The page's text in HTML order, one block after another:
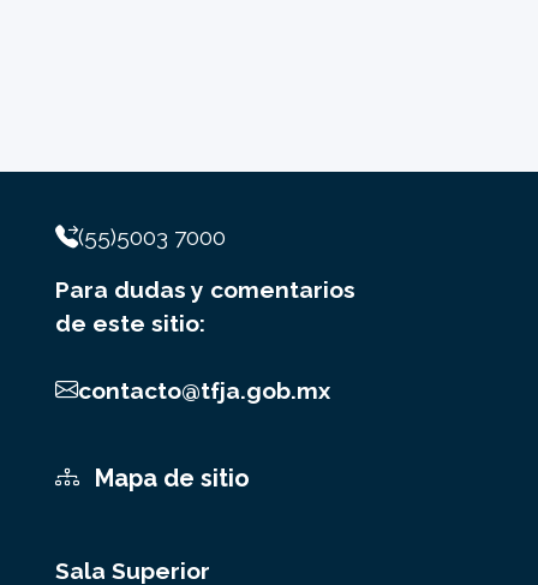
(55)5003 7000
Para dudas y comentarios
de este sitio:
contacto@tfja.gob.mx
Mapa de sitio
Sala Superior